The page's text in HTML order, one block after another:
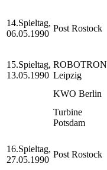
14.Spieltag,
06.05.1990
Post Rostock
15.Spieltag,
13.05.1990
ROBOTRON
Leipzig
KWO Berlin
Turbine
Potsdam
16.Spieltag,
27.05.1990
Post Rostock